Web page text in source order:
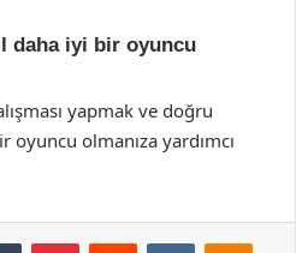
daha iyi bir oyuncu
yapmak ve doğru
oyuncu olmanıza yardımcı
Tumblr PinterestReddit VKontakte